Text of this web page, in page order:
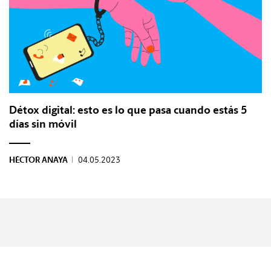
Détox digital: esto es lo que pasa cuando estás 5
días sin móvil
HÉCTOR ANAYA | 04.05.2023